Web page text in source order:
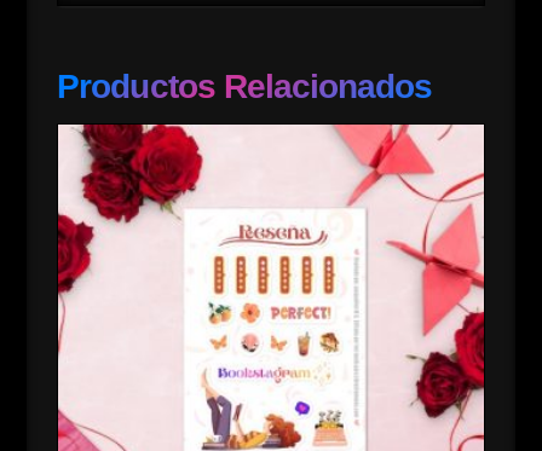
Productos Relacionados